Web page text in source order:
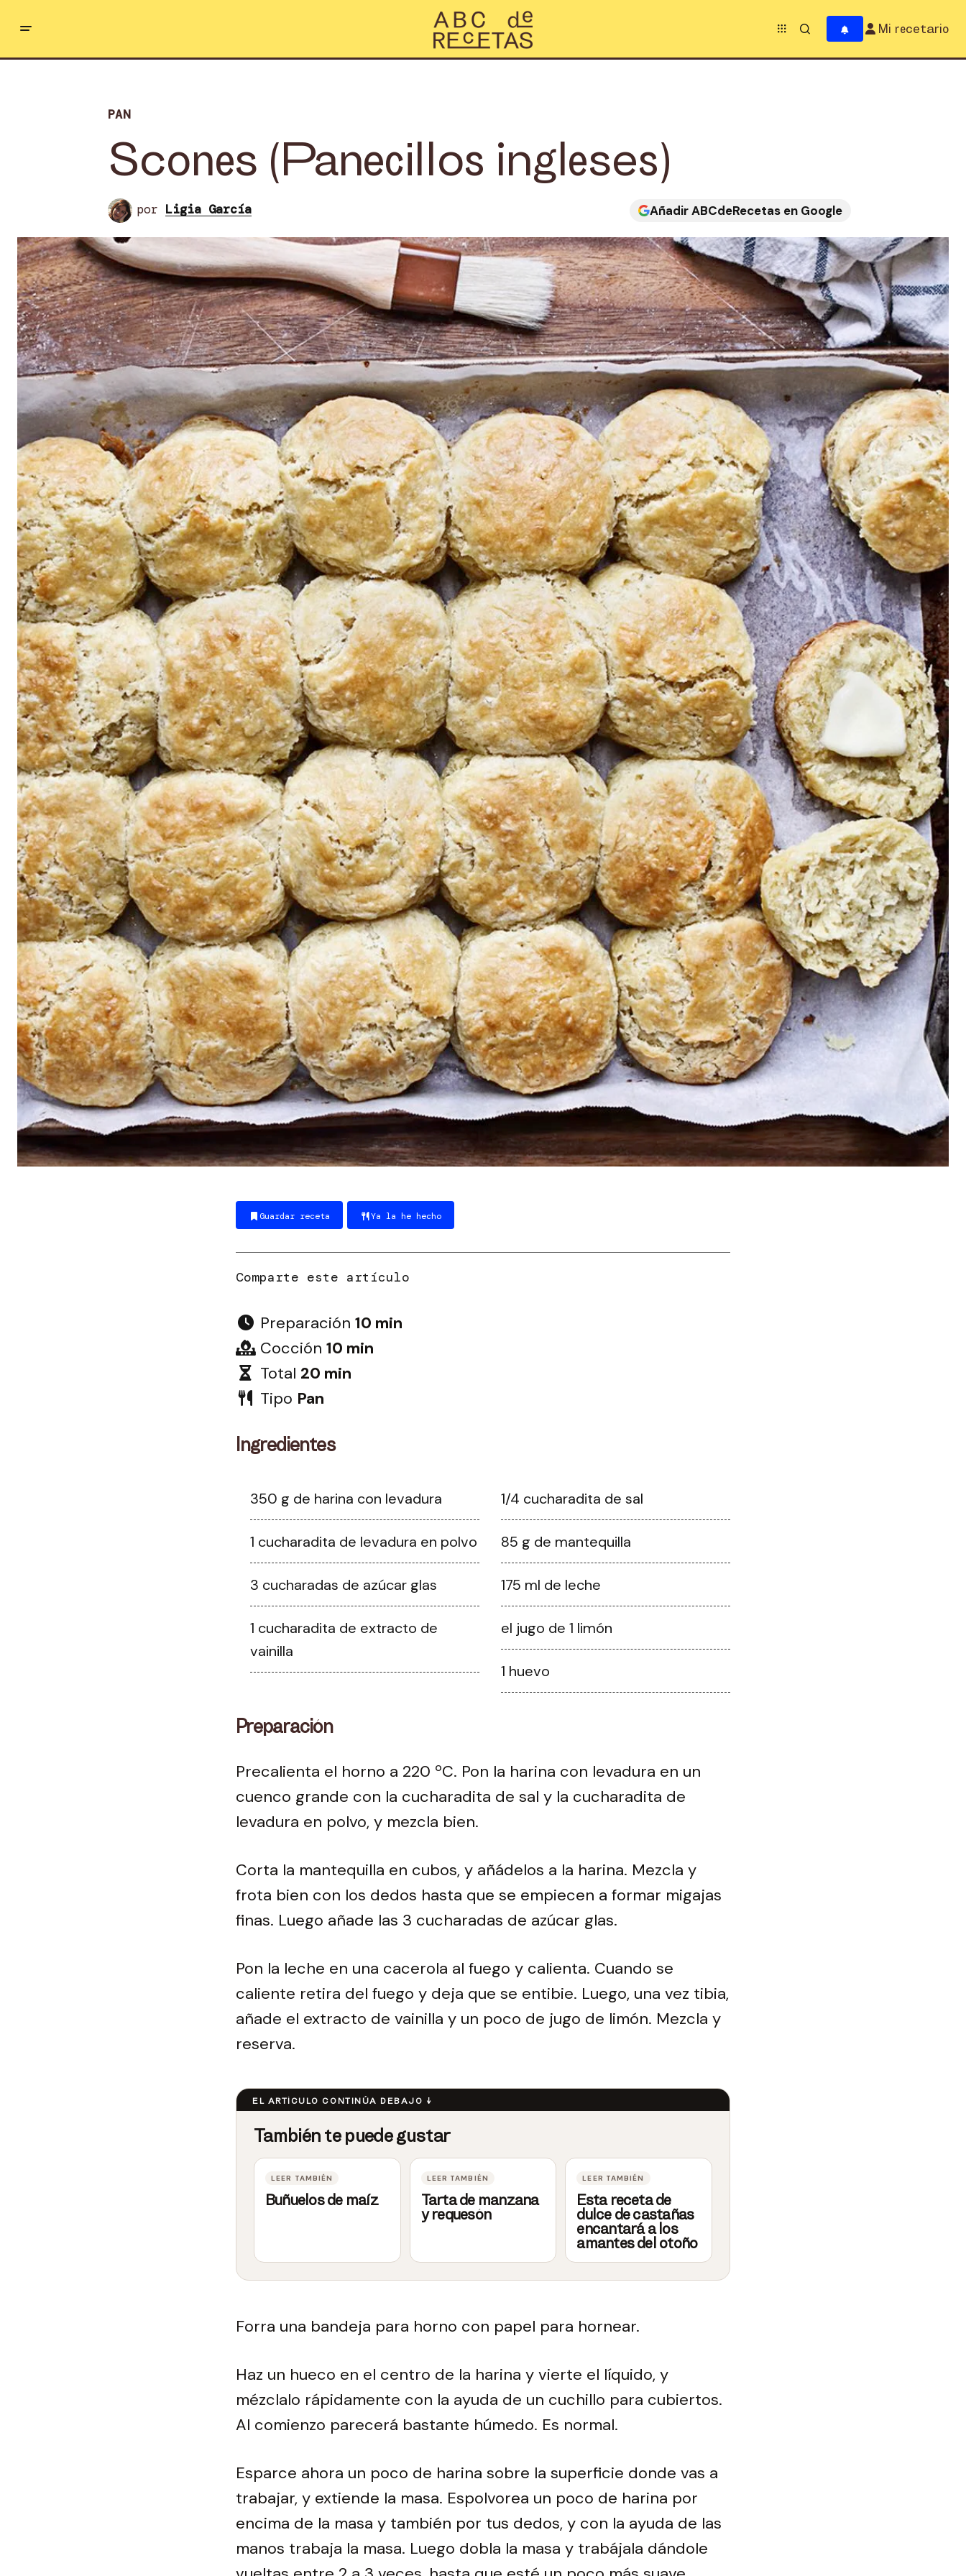
Mi recetario
PAN
Scones (Panecillos ingleses)
por Ligia García Añadir ABCdeRecetas en Google
Guardar receta Ya la he hecho
Preparación 10 min
Cocción 10 min
Total 20 min
Tipo Pan
Ingredientes
350 g de harina con levadura 1/4 cucharadita de sal
1 cucharadita de levadura en polvo 85 g de mantequilla
3 cucharadas de azúcar glas 175 ml de leche
1 cucharadita de extracto de
vainilla
el jugo de 1 limón
1 huevo
Preparación
Precalienta el horno a 220 ºC. Pon la harina con levadura en un
cuenco grande con la cucharadita de sal y la cucharadita de
levadura en polvo, y mezcla bien.
Corta la mantequilla en cubos, y añádelos a la harina. Mezcla y
frota bien con los dedos hasta que se empiecen a formar migajas
finas. Luego añade las 3 cucharadas de azúcar glas.
Pon la leche en una cacerola al fuego y calienta. Cuando se
caliente retira del fuego y deja que se entibie. Luego, una vez tibia,
añade el extracto de vainilla y un poco de jugo de limón. Mezcla y
reserva.
Buñuelos de maíz
Tarta de manzana
y requesón
Esta receta de
dulce de castañas
encantará a los
amantes del otoño
Forra una bandeja para horno con papel para hornear.
Haz un hueco en el centro de la harina y vierte el líquido, y
mézclalo rápidamente con la ayuda de un cuchillo para cubiertos.
Al comienzo parecerá bastante húmedo. Es normal.
Esparce ahora un poco de harina sobre la superficie donde vas a
trabajar, y extiende la masa. Espolvorea un poco de harina por
encima de la masa y también por tus dedos, y con la ayuda de las
manos trabaja la masa. Luego dobla la masa y trabájala dándole